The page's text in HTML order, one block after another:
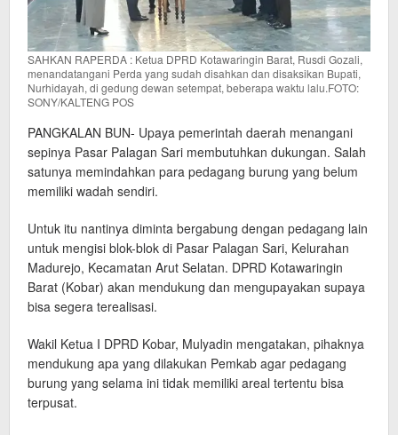
SAHKAN RAPERDA : Ketua DPRD Kotawaringin Barat, Rusdi Gozali,
menandatangani Perda yang sudah disahkan dan disaksikan Bupati,
Nurhidayah, di gedung dewan setempat, beberapa waktu lalu.FOTO:
SONY/KALTENG POS
PANGKALAN BUN- Upaya pemerintah daerah menangani
sepinya Pasar Palagan Sari membutuhkan dukungan. Salah
satunya memindahkan para pedagang burung yang belum
memiliki wadah sendiri.
Untuk itu nantinya diminta bergabung dengan pedagang lain
untuk mengisi blok-blok di Pasar Palagan Sari, Kelurahan
Madurejo, Kecamatan Arut Selatan. DPRD Kotawaringin
Barat (Kobar) akan mendukung dan mengupayakan supaya
bisa segera terealisasi.
Wakil Ketua I DPRD Kobar, Mulyadin mengatakan, pihaknya
mendukung apa yang dilakukan Pemkab agar pedagang
burung yang selama ini tidak memiliki areal tertentu bisa
terpusat.